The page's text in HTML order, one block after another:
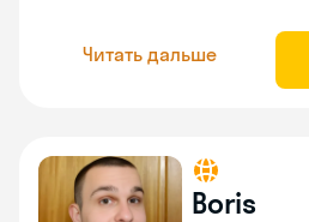
Читать дальше
Boris